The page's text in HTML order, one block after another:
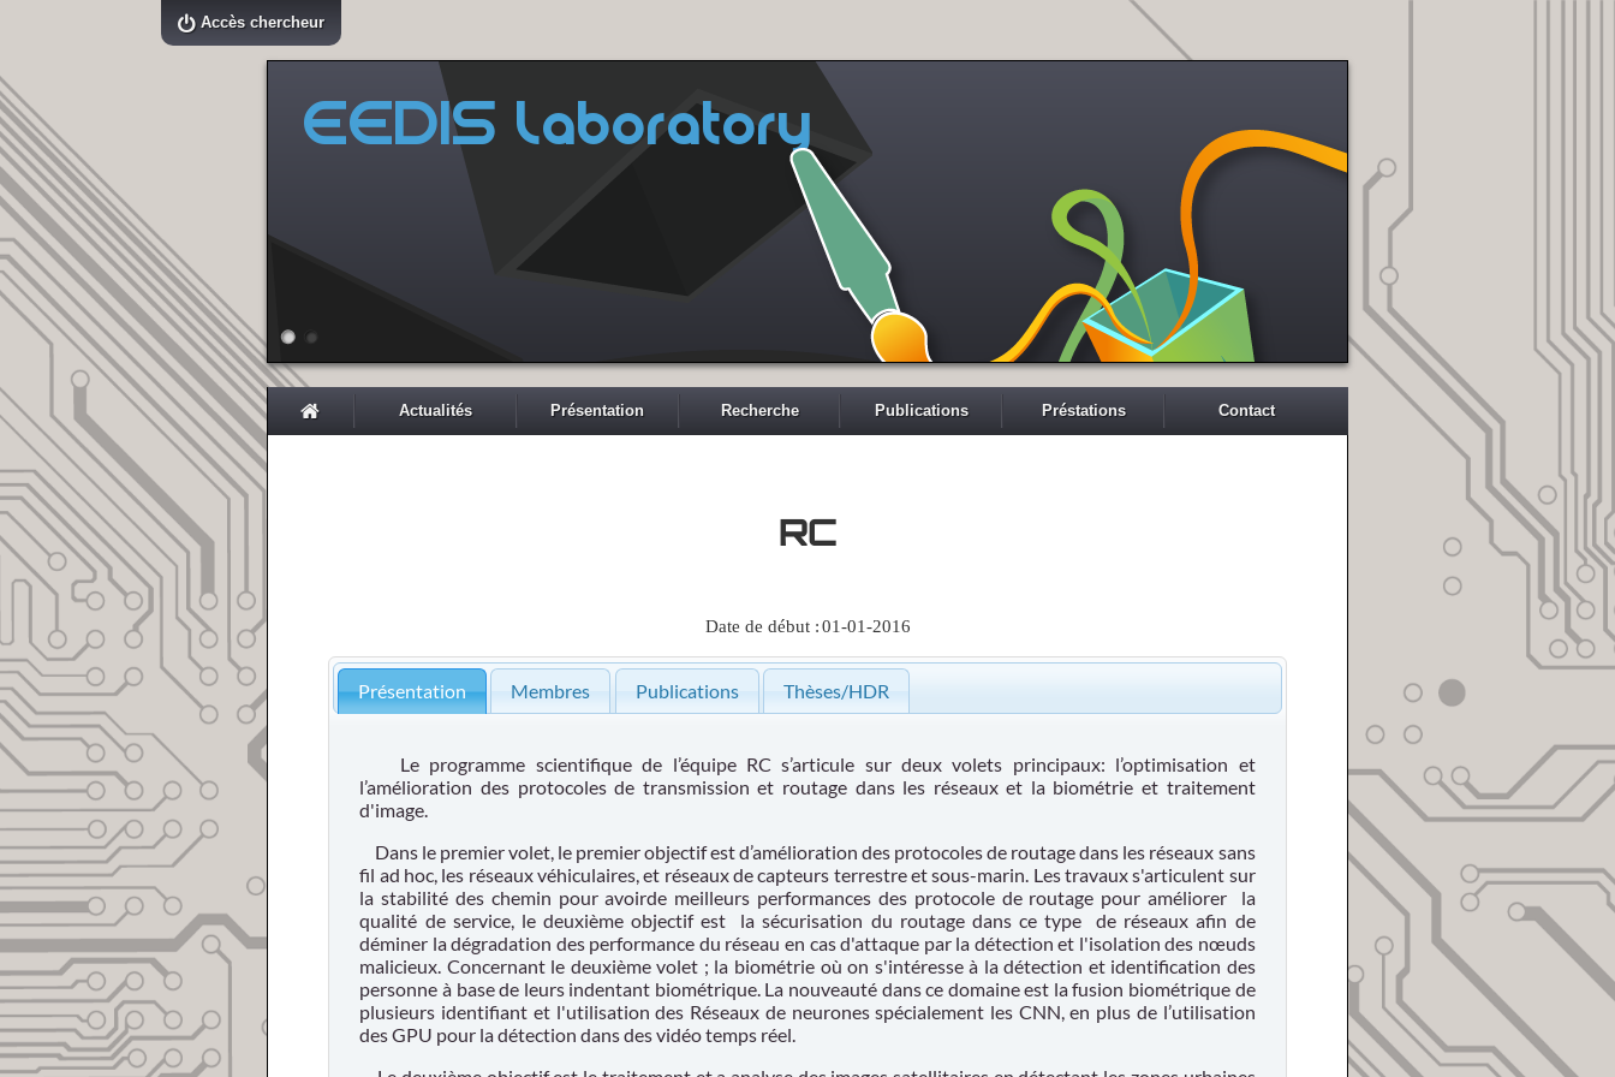
Accès chercheur
EEDIS Laboratory
Actualités Présentation Recherche Publications Préstations Contact
RC
Date de début :01-01-2016
Présentation Membres Publications Thèses/HDR
Le programme scientifique de l’équipe RC s’articule sur deux volets principaux: l’optimisation et
l’amélioration des protocoles de transmission et routage dans les réseaux et la biométrie et traitement
d'image.
Dans le premier volet, le premier objectif est d’amélioration des protocoles de routage dans les réseaux sans
fil ad hoc, les réseaux véhiculaires, et réseaux de capteurs terrestre et sous-marin. Les travaux s'articulent sur
la stabilité des chemin pour avoirde meilleurs performances des protocole de routage pour améliorer
la
qualité de service, le deuxième objectif est
la sécurisation du routage dans ce type
de réseaux afin de
déminer la dégradation des performance du réseau en cas d'attaque par la détection et l'isolation des nœuds
malicieux. Concernant le deuxième volet ; la biométrie où on s'intéresse à la détection et identification des
personne à base de leurs indentant biométrique. La nouveauté dans ce domaine est la fusion biométrique de
plusieurs identifiant et l'utilisation des Réseaux de neurones spécialement les CNN, en plus de l’utilisation
des GPU pour la détection dans des vidéo temps réel.